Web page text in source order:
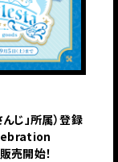
じ」所属）登録
売開始！